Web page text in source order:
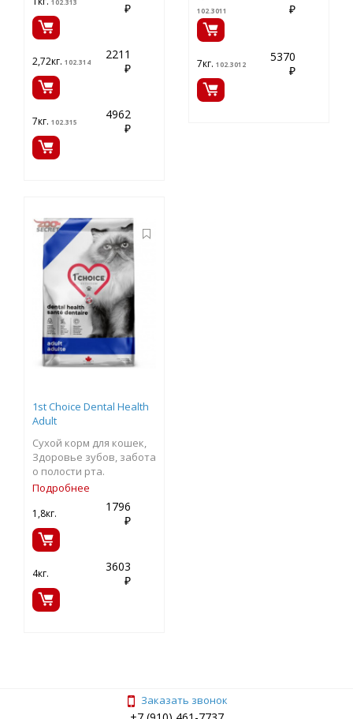
₽
2,72кг. 102.314
2211
₽
7кг. 102.315
4962
₽
102.3011
₽
7кг. 102.3012
5370
₽
1st Choice Dental Health
Adult
Сухой корм для кошек,
Здоровье зубов, забота
о полости рта.
Подробнее
1,8кг.
1796
₽
4кг.
3603
₽
Заказать звонок